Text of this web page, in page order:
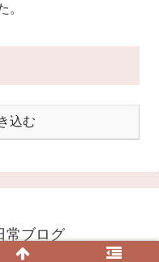
。
込む
常ブログ
日常ブログ.